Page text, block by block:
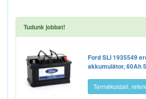
Tudunk jobbat!
Ford SLI 1935549
akkumulátor, 60Ah
Termékoldall,